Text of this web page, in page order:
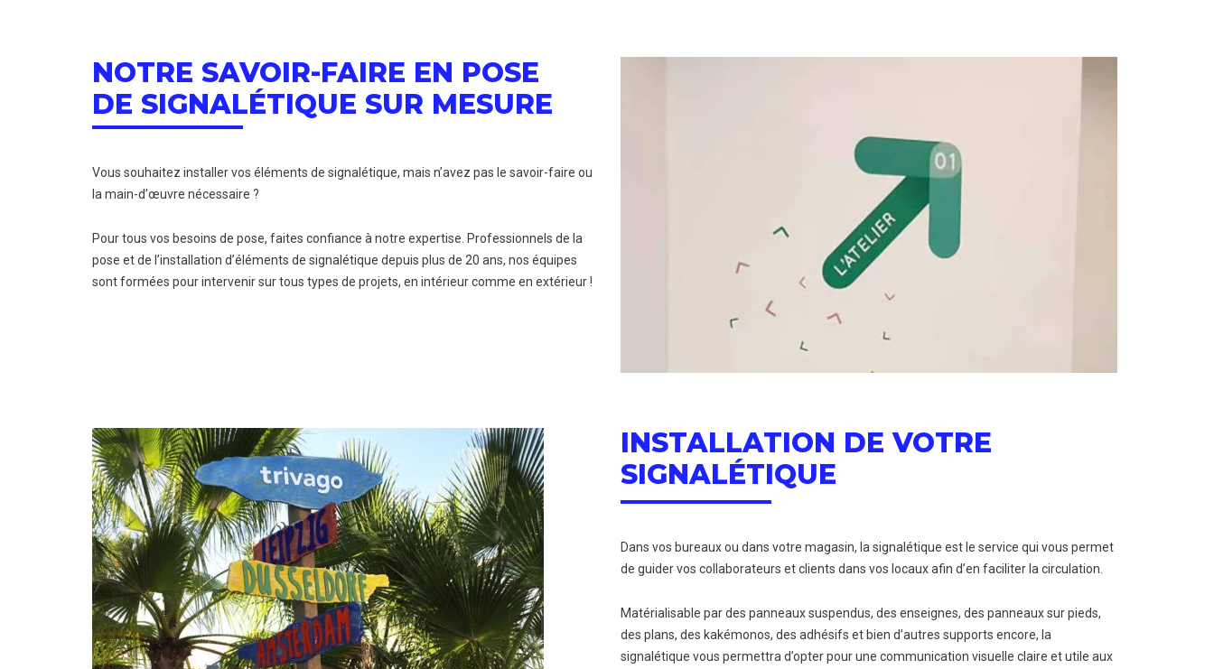
NOTRE SAVOIR-FAIRE EN POSE
DE SIGNALÉTIQUE SUR MESURE
Vous souhaitez installer vos éléments de signalétique, mais n’avez pas le savoir-faire ou
la main-d’œuvre nécessaire ?
Pour tous vos besoins de pose, faites confiance à notre expertise. Professionnels de la
pose et de l’installation d’éléments de signalétique depuis plus de 20 ans, nos équipes
sont formées pour intervenir sur tous types de projets, en intérieur comme en extérieur !
INSTALLATION DE VOTRE
SIGNALÉTIQUE
Dans vos bureaux ou dans votre magasin, la signalétique est le service qui vous permet
de guider vos collaborateurs et clients dans vos locaux afin d’en faciliter la circulation.
Matérialisable par des panneaux suspendus, des enseignes, des panneaux sur pieds,
des plans, des kakémonos, des adhésifs et bien d’autres supports encore, la
signalétique vous permettra d’opter pour une communication visuelle claire et utile aux